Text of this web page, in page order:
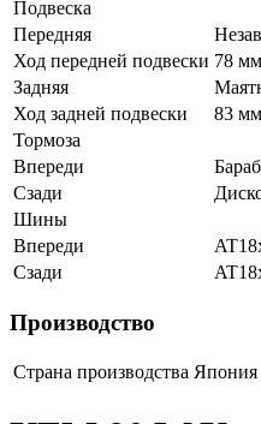
Подвеска
Передняя
Ход передней подвески 78 мм
Задняя
Ход задней подвески
83 мм
Тормоза
Впереди
Сзади
Шины
Впереди
Сзади
Производство
Страна производства Япония